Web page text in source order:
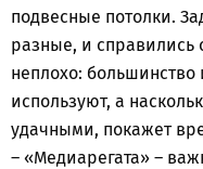
подвесные потолки.
разные, и справились
неплохо:
используют, а
удачными, покажет
– «Медиарегата» –